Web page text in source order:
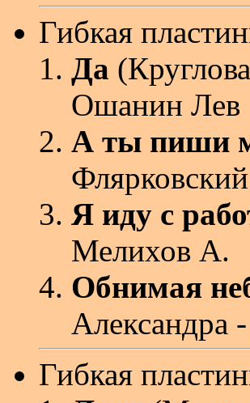
Гибкая
Да
Ошанин Лев
А ты пиши
Я иду с
Мелихов А.
Обнимая
Александра
Гибкая